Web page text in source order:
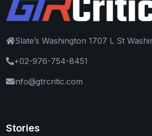
Slate’s Washington 1707 L St
+02-976-754-8451
info@gtrcritic.com
Stories